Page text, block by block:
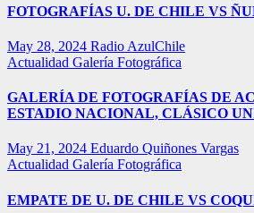
FOTOGRAFÍAS U. DE CHILE VS
May 28, 2024 Radio AzulChile
Actualidad Galería Fotográfica
GALERÍA DE FOTOGRAFÍAS DE
ESTADIO NACIONAL, CLÁSICO
May 21, 2024 Eduardo Quiñones Vargas
Actualidad Galería Fotográfica
EMPATE DE U. DE CHILE VS